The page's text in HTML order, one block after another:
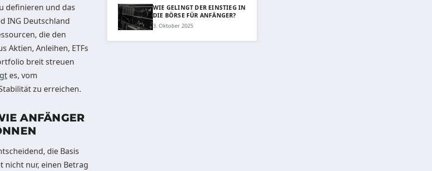
definieren und das
ING Deutschland
die den
Aktien, Anleihen, ETFs
breit streuen
es, vom
zu erreichen.
ANFÄNGER
die Basis
nicht nur, einen Betrag
WIE GELINGT DER EINSTIEG IN
DIE BÖRSE FÜR ANFÄNGER?
3. Oktober 2025